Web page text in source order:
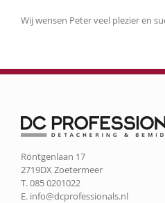
Wij wensen Peter veel plezier en
Röntgenlaan 17
2719DX Zoetermeer
T. 085 0201022
E. info@dcprofessionals.nl